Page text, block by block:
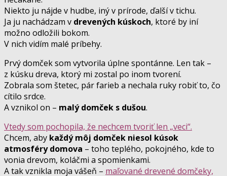
Niekto ju nájde v hudbe, iný v prírode, ďalší v tichu.
Ja ju nachádzam v drevených kúskoch, ktoré by iní
možno odložili bokom.
V nich vidím malé príbehy.
Prvý domček som vytvorila úplne spontánne. Len tak –
z kúsku dreva, ktorý mi zostal po inom tvorení.
Zobrala som štetec, pár farieb a nechala ruky robiť to, čo
cítilo srdce.
A vznikol on – malý domček s dušou.
Vtedy som pochopila, že nechcem tvoriť len „veci“.
Chcem, aby každý môj domček niesol kúsok
atmosféry domova – toho teplého, pokojného, kde to
vonia drevom, koláčmi a spomienkami.
A tak vznikla moja vášeň – maľované drevené domčeky,